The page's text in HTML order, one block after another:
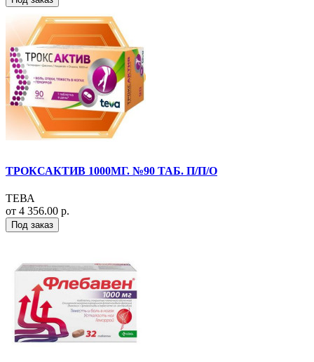
ТРОКСАКТИВ 1000МГ. №90 ТАБ. П/П/О
ТЕВА
от 4 356.00 р.
Под заказ